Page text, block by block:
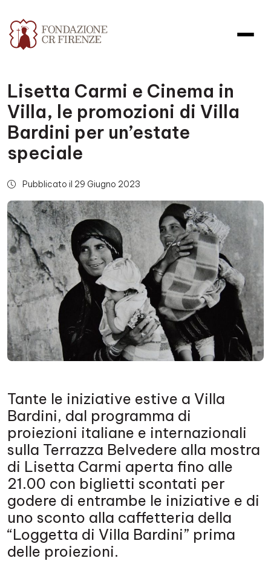
Lisetta Carmi e Cinema in
Villa, le promozioni di Villa
Bardini per un’estate
speciale
Pubblicato il 29 Giugno 2023
Tante le iniziative estive a Villa
Bardini, dal programma di
proiezioni italiane e internazionali
sulla Terrazza Belvedere alla mostra
di Lisetta Carmi aperta fino alle
21.00 con biglietti scontati per
godere di entrambe le iniziative e di
uno sconto alla caffetteria della
“Loggetta di Villa Bardini” prima
delle proiezioni.